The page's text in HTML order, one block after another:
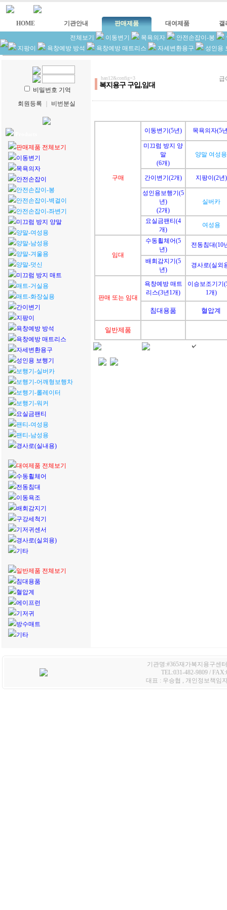
HOME 기관안내 판매제품 대여제품
갤
전체보기
이동변기 목욕의자 안전손잡이-봉
지팡이
욕창예방 방석 욕창예방 매트리스 자세변환용구 성인용
비밀번호 기억
회원등록
비번분실
Products
판매제품 전체보기
이동변기
목욕의자
안전손잡이
안전손잡이-봉
안전손잡이-벽걸이
안전손잡이-좌변기
미끄럼 방지 양말
양말-여성용
양말-남성용
양말-겨울용
양말-덧신
미끄럼 방지 매트
매트-거실용
매트-화장실용
간이변기
지팡이
욕창예방 방석
욕창예방 매트리스
자세변환용구
성인용 보행기
보행기-실버카
보행기-어깨형보행차
보행기-롤레이터
보행기-워커
요실금팬티
팬티-여성용
팬티-남성용
경사로(실내용)
대여제품 전체보기
수동휠체어
전동침대
이동욕조
배회감지기
구강세척기
기저귀센서
경사로(실외용)
기타
일반제품 전체보기
침대용품
혈압계
에이프런
기저귀
방수매트
기타
han12&config=3
복지용구 구입,임대
급
구매
이동변기(5년) 목욕의자(5
미끄럼 방지 양
말
(6개)
양말 여성용
간이변기(2개) 지팡이(2년)
성인용보행기(5
년)
(2개)
실버카
요실금팬티(4
개)
여성용
임대
수동휠체어(5
년)
전동침대(10
배회감지기(5
년)
경사로(실외
판매 또는 임대
욕창예방 매트
리스(3년1개)
이승보조기기
1개)
침대용품 혈압계
일반제품
기관명:#365재가복지용구센
TEL:031-482-9809 /
대표 : 우승협 , 개인정보책임